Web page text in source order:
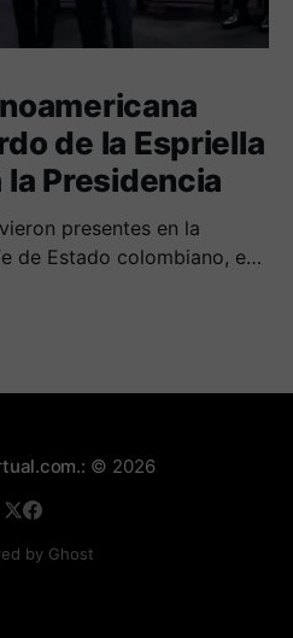
de la Espriella
la Presidencia
presentes en la
de Estado colombiano, en
regional.
© 2026
by Ghost